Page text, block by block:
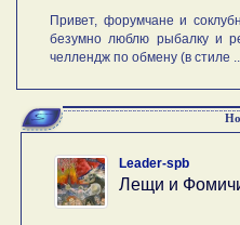
Привет, форумчане и
безумно люблю рыбалку и
челлендж по обмену (в стиле ...
Leader-spb
Лещи и